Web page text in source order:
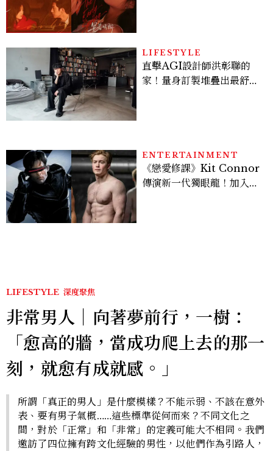
LIFESTYLE
直擊AGI設計師洪彰聯的
家！量身訂製堆疊出最舒適
ENTERTAINMENT
《戀愛修課》Kit Connor
傳演新一代獨眼龍！加入新
LIFESTYLE 深度聚焦
非常男人｜向著夢前行，一樹：
「愈高的牆，當成功爬上去的那一
刻，就愈有成就感。」
所謂「真正的男人」是什麼模樣？不能示弱、不該在意外
表、要有男子氣概……這些標準從何而來？不同文化之
間，對於「正常」和「非常」的定義可能大不相同。我們
邀訪了四位擁有跨文化經驗的男性，以他們作為引路人，